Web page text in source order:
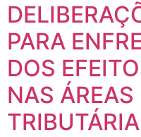
PARA
DOS
NAS
TRIBUTÁRIA